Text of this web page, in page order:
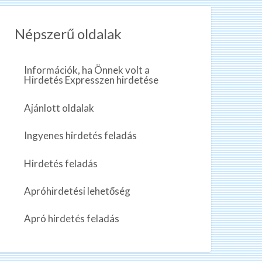
Népszerű oldalak
Információk, ha Önnek volt a
Hirdetés Expresszen hirdetése
Ajánlott oldalak
Ingyenes hirdetés feladás
Hirdetés feladás
Apróhirdetési lehetőség
Apró hirdetés feladás